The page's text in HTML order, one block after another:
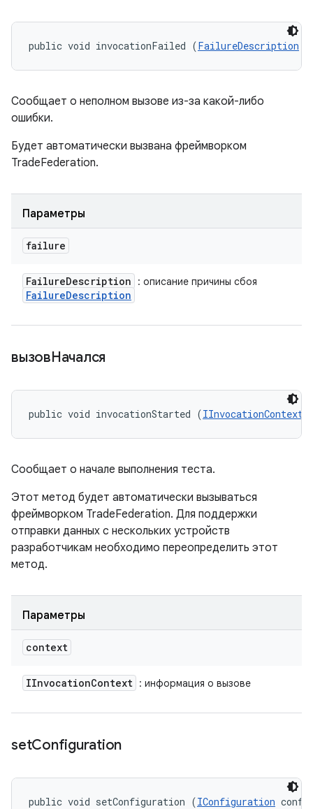
public void invocationFailed (FailureDescription
Сообщает о неполном вызове из-за какой-либо
ошибки.
Будет автоматически вызвана фреймворком
TradeFederation.
Параметры
failure
FailureDescription : описание причины сбоя
FailureDescription
вызовНачался
public void invocationStarted (IInvocationContext
Сообщает о начале выполнения теста.
Этот метод будет автоматически вызываться
фреймворком TradeFederation. Для поддержки
отправки данных с нескольких устройств
разработчикам необходимо переопределить этот
метод.
Параметры
context
IInvocationContext : информация о вызове
setConfiguration
public void setConfiguration (IConfiguration